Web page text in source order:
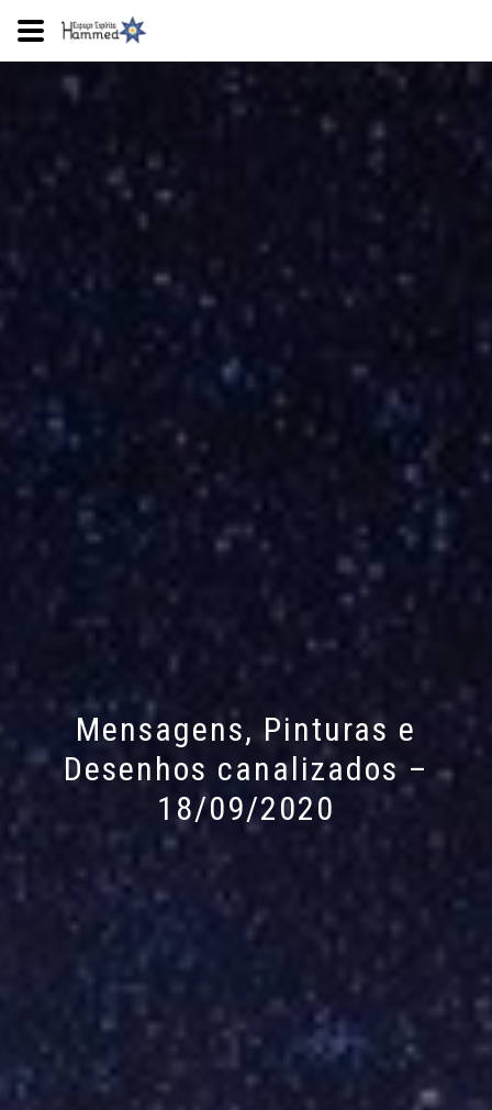
Mensagens, Pinturas e
Desenhos canalizados –
18/09/2020